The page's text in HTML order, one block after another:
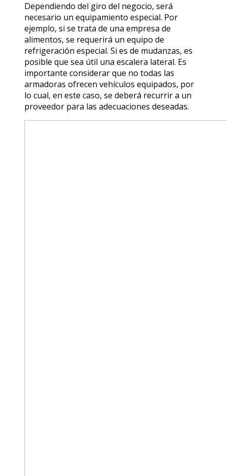
Dependiendo del giro del negocio, será
necesario un equipamiento especial. Por
ejemplo, si se trata de una empresa de
alimentos, se requerirá un equipo de
refrigeración especial. Si es de mudanzas, es
posible que sea útil una escalera lateral. Es
importante considerar que no todas las
armadoras ofrecen vehículos equipados, por
lo cual, en este caso, se deberá recurrir a un
proveedor para las adecuaciones deseadas.